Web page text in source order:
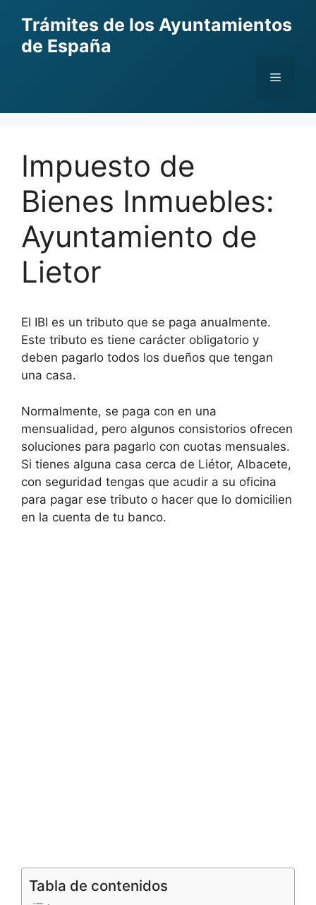
content
Trámites de los Ayuntamientos
de España
Menu
Impuesto de
Bienes Inmuebles:
Ayuntamiento de
Lietor
El IBI es un tributo que se paga anualmente.
Este tributo es tiene carácter obligatorio y
deben pagarlo todos los dueños que tengan
una casa.
Normalmente, se paga con en una
mensualidad, pero algunos consistorios ofrecen
soluciones para pagarlo con cuotas mensuales.
Si tienes alguna casa cerca de Liétor, Albacete,
con seguridad tengas que acudir a su oficina
para pagar ese tributo o hacer que lo domicilien
en la cuenta de tu banco.
Tabla de contenidos